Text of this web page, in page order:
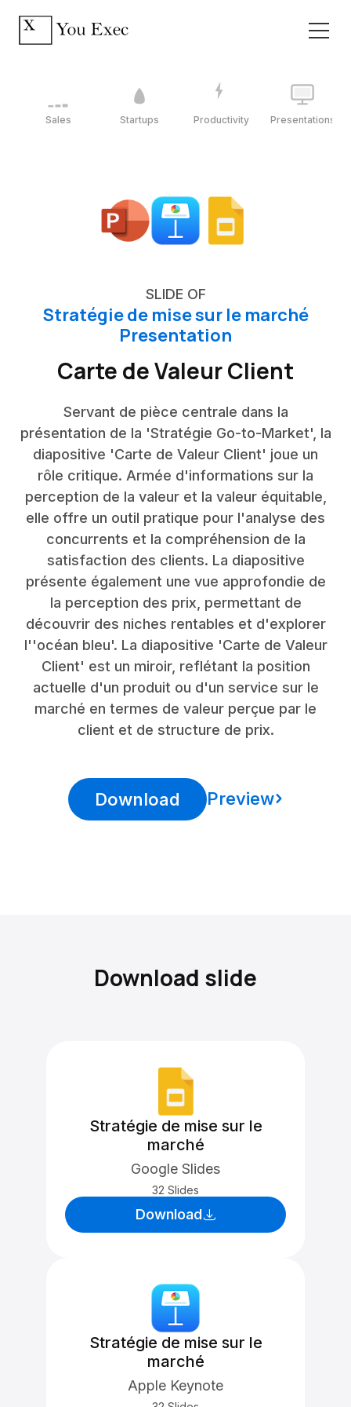
Sales Startups Productivity Presentations
SLIDE OF
Stratégie de mise sur le marché
Presentation
Carte de Valeur Client
Servant de pièce centrale dans la
présentation de la 'Stratégie Go-to-Market', la
diapositive 'Carte de Valeur Client' joue un
rôle critique. Armée d'informations sur la
perception de la valeur et la valeur équitable,
elle offre un outil pratique pour l'analyse des
concurrents et la compréhension de la
satisfaction des clients. La diapositive
présente également une vue approfondie de
la perception des prix, permettant de
découvrir des niches rentables et d'explorer
l''océan bleu'. La diapositive 'Carte de Valeur
Client' est un miroir, reflétant la position
actuelle d'un produit ou d'un service sur le
marché en termes de valeur perçue par le
client et de structure de prix.
Download Preview
Download slide
Stratégie de mise sur le
marché
Google Slides
32 Slides
Download
Stratégie de mise sur le
marché
Apple Keynote